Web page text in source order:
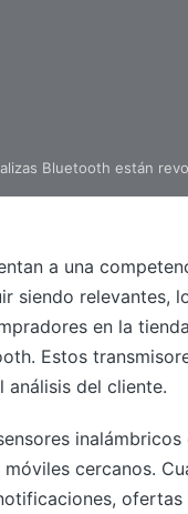
Bluetooth están
a una
siendo
en la
Estos
del cliente.
cercanos.